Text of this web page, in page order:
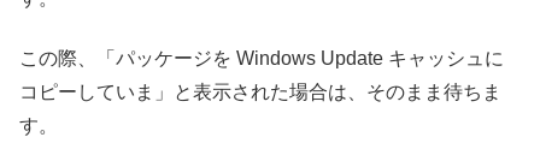
この際、「パッケージを Windows Update キャッシュに
コピーしていま」と表示された場合は、そのまま待ちま
す。